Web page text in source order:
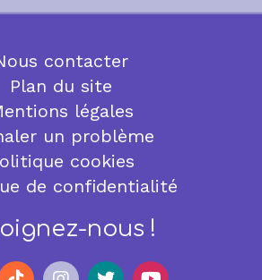
contacter
Plan du site
légales
un problème
cookies
de confidentialité
nous !